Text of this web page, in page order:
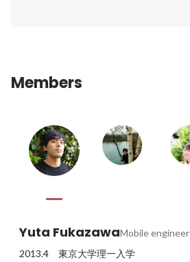
Members
Yuta FukazawaMobile engineer
2013.4　東京大学理一入学